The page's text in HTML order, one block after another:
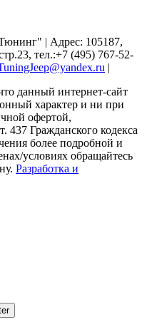
| Адрес: 105187,
тел.:+7 (495) 767-52-
|
данный интернет-сайт
характер и ни при
офертой,
437 Гражданского кодекса
более подробной и
условиях обращайтесь
Разработка и